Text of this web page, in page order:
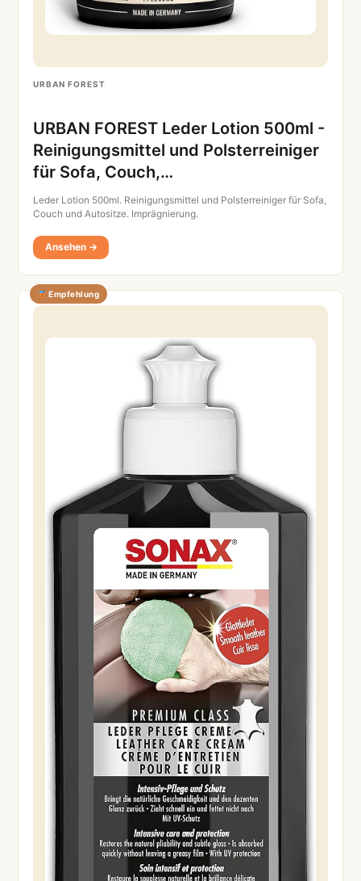
URBAN FOREST
URBAN FOREST Leder Lotion 500ml -
Reinigungsmittel und Polsterreiniger
für Sofa, Couch,…
Leder Lotion 500ml. Reinigungsmittel und Polsterreiniger für Sofa,
Couch und Autositze. Imprägnierung.
Ansehen →
Empfehlung